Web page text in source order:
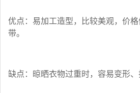
优点：易加工造型，比较美观，价
带。
缺点：晾晒衣物过重时，容易变形、